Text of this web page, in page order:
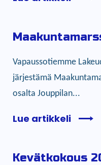
Vapaussotiemme
järjestämä
osalta Jouppilan...
Lue artikkeli
Kevätkokous